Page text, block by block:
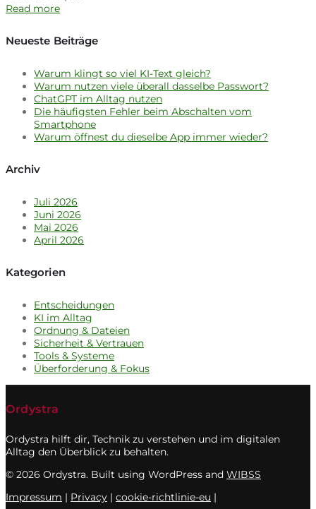
Read more
Neueste Beiträge
Warum klingt so viel KI-Text gleich?
Warum nutzen viele überall dasselbe Passwort?
ChatGPT im Alltag nutzen
Die häufigsten Fehler beim Abschalten vom
Smartphone
Warum öffnest du dieselbe App immer wieder?
Archiv
Juli 2026
Juni 2026
Mai 2026
April 2026
Kategorien
Entscheidungen
KI im Alltag
Ordnung & Dateien
Sicherheit & Vertrauen
Tools & Systeme
Überforderung & Fokus
Ordystra
Ordystra hilft dir, Technik zu verstehen und im digitalen
Alltag den Überblick zu behalten.
© 2026 Ordystra. Built using WordPress and WIBSS
Impressum | Privacy | cookie-richtlinie-eu |